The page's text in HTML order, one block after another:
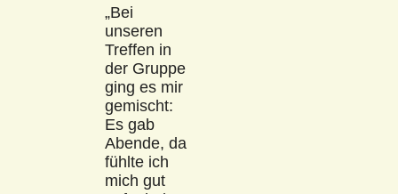
„Bei
unseren
Treffen in
der Gruppe
ging es mir
gemischt:
Es gab
Abende, da
fühlte ich
mich gut